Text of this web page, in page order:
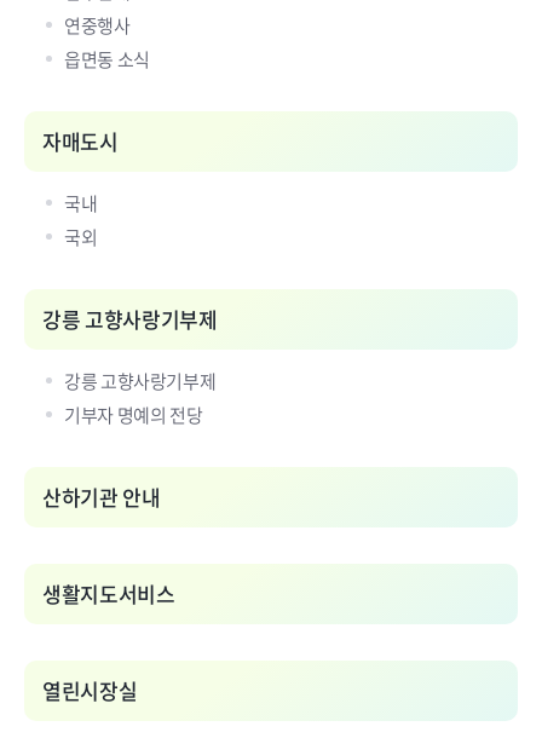
연중행사
읍면동 소식
자매도시
국내
국외
강릉 고향사랑기부제
강릉 고향사랑기부제
기부자 명예의 전당
산하기관 안내
생활지도서비스
열린시장실